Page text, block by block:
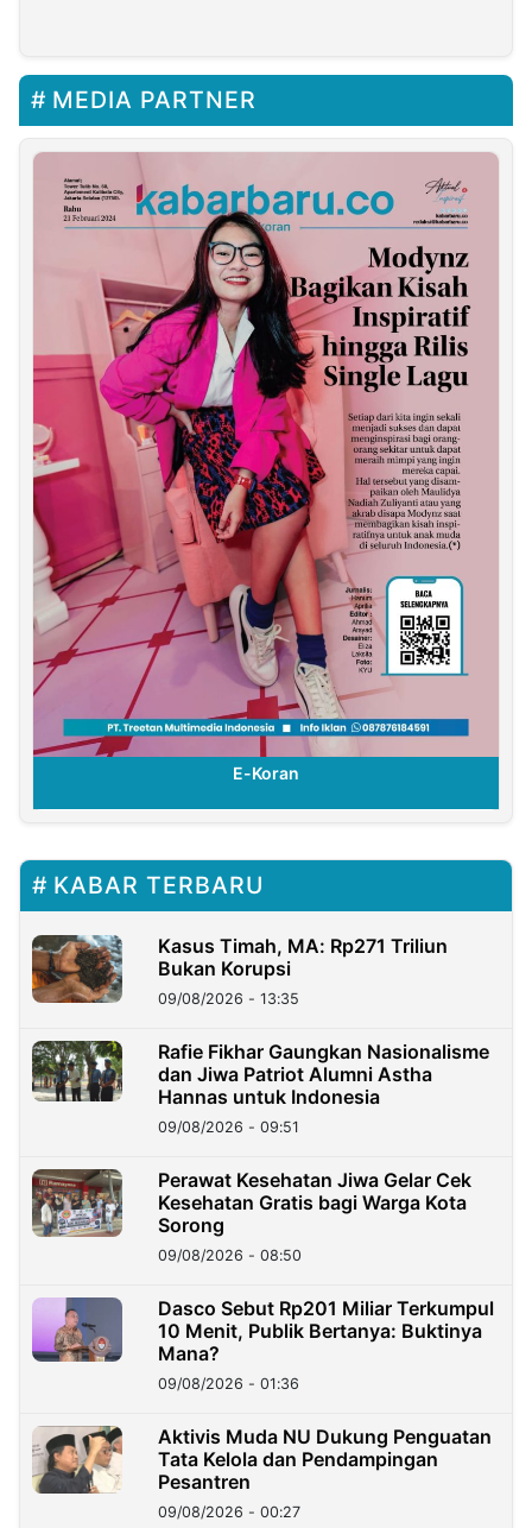
MEDIA PARTNER
E-Koran
KABAR TERBARU
Kasus Timah, MA: Rp271 Triliun
Bukan Korupsi
09/08/2026 - 13:35
Rafie Fikhar Gaungkan Nasionalisme
dan Jiwa Patriot Alumni Astha
Hannas untuk Indonesia
09/08/2026 - 09:51
Perawat Kesehatan Jiwa Gelar Cek
Kesehatan Gratis bagi Warga Kota
Sorong
09/08/2026 - 08:50
Dasco Sebut Rp201 Miliar Terkumpul
10 Menit, Publik Bertanya: Buktinya
Mana?
09/08/2026 - 01:36
Aktivis Muda NU Dukung Penguatan
Tata Kelola dan Pendampingan
Pesantren
09/08/2026 - 00:27